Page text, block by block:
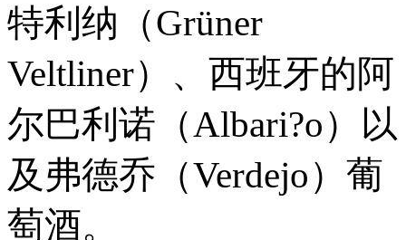
特利纳（Grüner
Veltliner）、西班牙的阿
尔巴利诺（Albari?o）以
及弗德乔（Verdejo）葡
萄酒。